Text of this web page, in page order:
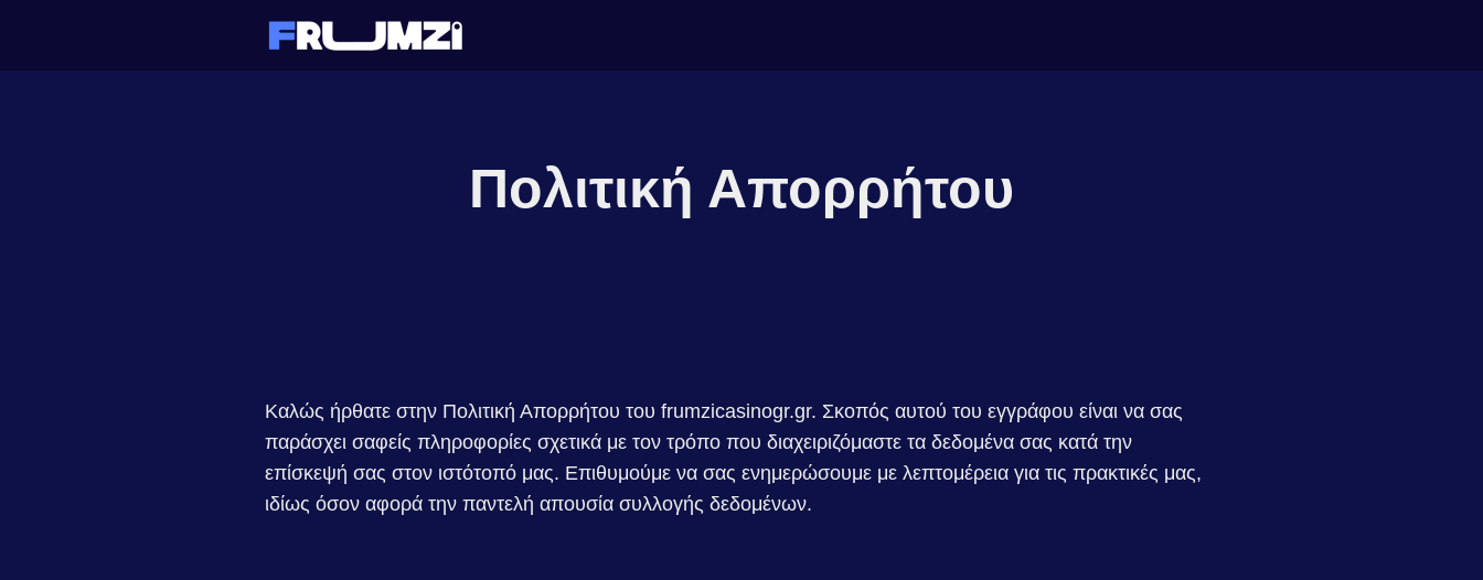
Πολιτική Απορρήτου
Καλώς ήρθατε στην Πολιτική Απορρήτου του frumzicasinogr.gr. Σκοπός αυτού του εγγράφου είναι να σας
παράσχει σαφείς πληροφορίες σχετικά με τον τρόπο που διαχειριζόμαστε τα δεδομένα σας κατά την
επίσκεψή σας στον ιστότοπό μας. Επιθυμούμε να σας ενημερώσουμε με λεπτομέρεια για τις πρακτικές μας,
ιδίως όσον αφορά την παντελή απουσία συλλογής δεδομένων.